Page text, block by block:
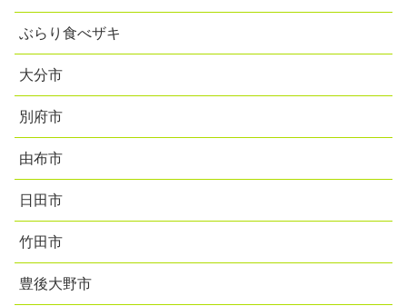
ぶらり食べザキ
大分市
別府市
由布市
日田市
竹田市
豊後大野市